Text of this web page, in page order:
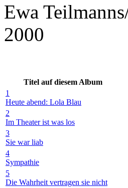
Ewa
2000
Titel auf diesem Album
1
Heute abend: Lola Blau
2
Im Theater ist was los
3
Sie war liab
4
Sympathie
5
Die Wahrheit vertragen sie nicht